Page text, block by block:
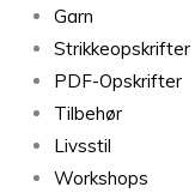
Garn
Strikkeopskrifter
PDF-Opskrifter
Tilbehør
Livsstil
Workshops